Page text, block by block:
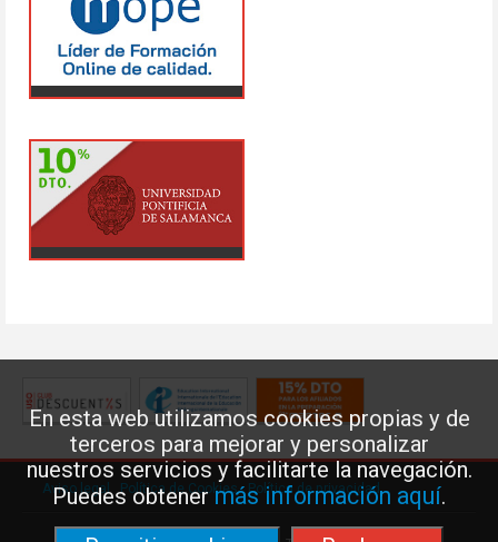
En esta web utilizamos cookies propias y de
terceros para mejorar y personalizar
nuestros servicios y facilitarte la navegación.
Puedes obtenermás información aquí.
Aviso legal Política de Cookies· Política de privacidad